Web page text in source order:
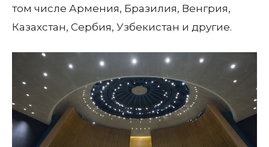
том числе Армения, Бразилия, Венгрия,
Казахстан, Сербия, Узбекистан и другие.